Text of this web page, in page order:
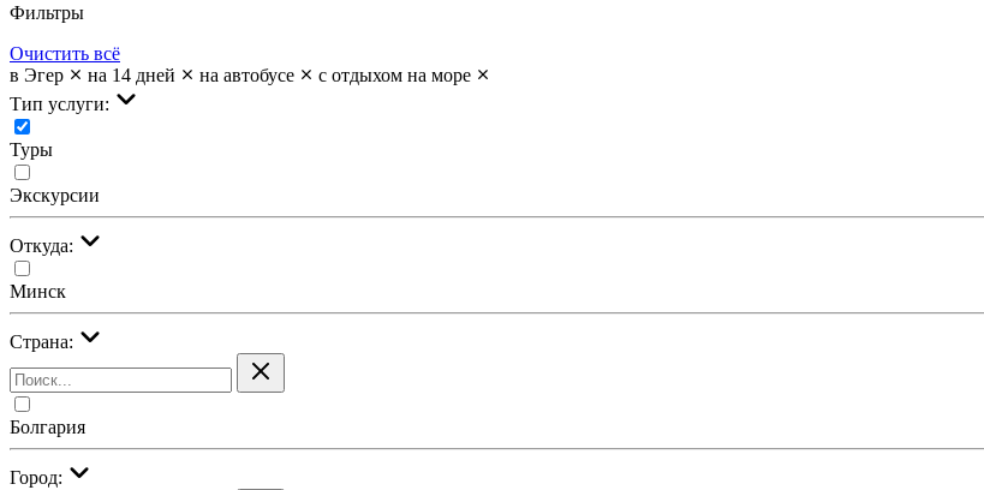
Фильтры
Очистить всё
в Эгер
на 14 дней на автобусе
с отдыхом на море
Тип услуги:
Туры
Экскурсии
Откуда:
Минск
Страна:
Болгария
Город: